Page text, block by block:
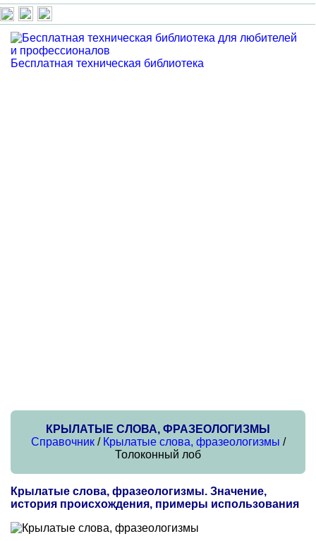
Бесплатная техническая библиотека
КРЫЛАТЫЕ СЛОВА, ФРАЗЕОЛОГИЗМЫ
Справочник/ Крылатые слова, фразеологизмы /
Толоконный лоб
Крылатые слова, фразеологизмы. Значение,
история происхождения, примеры использования